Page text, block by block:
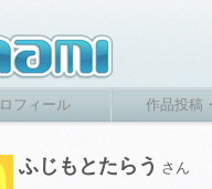
フィール 作品投稿
ふじもとたらう さん